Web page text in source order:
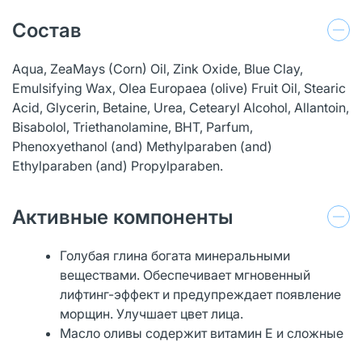
Состав
Aqua, ZeaMays (Corn) Oil, Zink Oxide, Blue Clay,
Emulsifying Wax, Olea Europaea (olive) Fruit Oil, Stearic
Acid, Glycerin, Betaine, Urea, Cetearyl Alcohol, Allantoin,
Bisabolol, Triethanolamine, ВНТ, Parfum,
Phenoxyethanol (and) Methylparaben (and)
Ethylparaben (and) Propylparaben.
Активные компоненты
Голубая глина богата минеральными
веществами. Обеспечивает мгновенный
лифтинг-эффект и предупреждает появление
морщин. Улучшает цвет лица.
Масло оливы содержит витамин E и сложные